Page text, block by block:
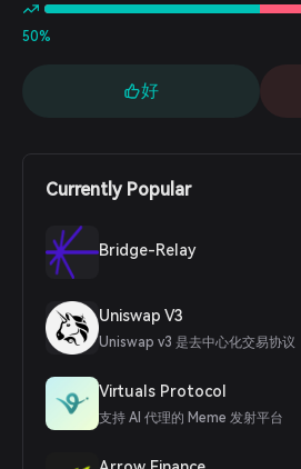
50%
好
Currently Popular
Bridge-Relay
Uniswap V3
Uniswap v3 是去中心化交易协议
Virtuals Protocol
支持 AI 代理的 Meme 发射平台